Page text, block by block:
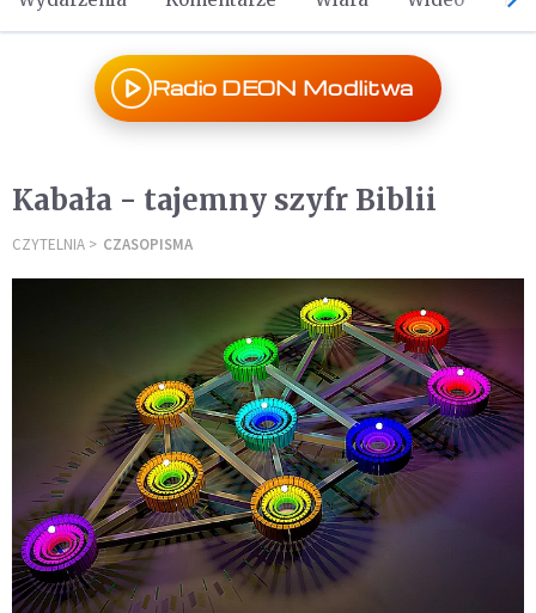
Radio DEON Modlitwa
Kabała - tajemny szyfr Biblii
CZYTELNIA CZASOPISMA